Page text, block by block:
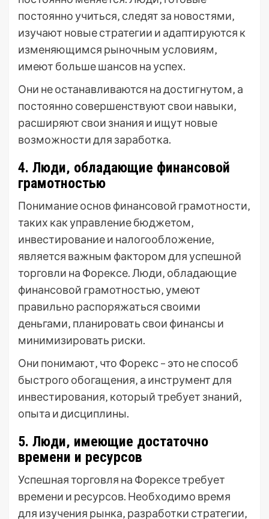
постоянно учиться‚ следят за новостями‚
изучают новые стратегии и адаптируются к
изменяющимся рыночным условиям‚
имеют больше шансов на успех.
Они не останавливаются на достигнутом‚ а
постоянно совершенствуют свои навыки‚
расширяют свои знания и ищут новые
возможности для заработка.
4. Люди‚ обладающие финансовой
грамотностью
Понимание основ финансовой грамотности‚
таких как управление бюджетом‚
инвестирование и налогообложение‚
является важным фактором для успешной
торговли на Форексе. Люди‚ обладающие
финансовой грамотностью‚ умеют
правильно распоряжаться своими
деньгами‚ планировать свои финансы и
минимизировать риски.
Они понимают‚ что Форекс – это не способ
быстрого обогащения‚ а инструмент для
инвестирования‚ который требует знаний‚
опыта и дисциплины.
5. Люди‚ имеющие достаточно
времени и ресурсов
Успешная торговля на Форексе требует
времени и ресурсов. Необходимо время
для изучения рынка‚ разработки стратегии‚